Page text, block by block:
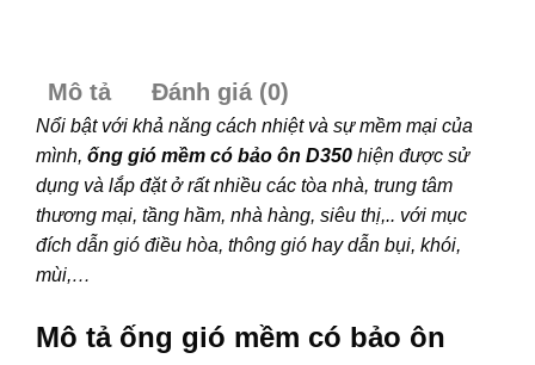
Mô tả Đánh giá (0)
Nổi bật với khả năng cách nhiệt và sự mềm mại của
mình, ống gió mềm có bảo ôn D350 hiện được sử
dụng và lắp đặt ở rất nhiều các tòa nhà, trung tâm
thương mại, tầng hầm, nhà hàng, siêu thị,.. với mục
đích dẫn gió điều hòa, thông gió hay dẫn bụi, khói,
mùi,…
Mô tả ống gió mềm có bảo ôn